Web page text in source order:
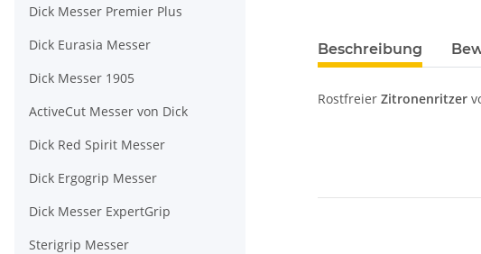
Beschreibung
Rostfreier Zitronenritzer
Dick Messer Premier Plus
Dick Eurasia Messer
Dick Messer 1905
ActiveCut Messer von Dick
Dick Red Spirit Messer
Dick Ergogrip Messer
Dick Messer ExpertGrip
Sterigrip Messer